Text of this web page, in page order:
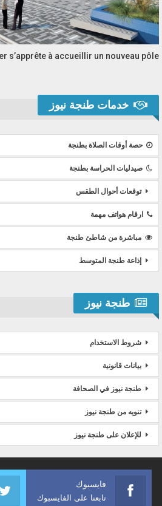
s’apprête à accueillir un nouveau pôle…
خدمات طنجة نيوز
حصة أوقات الصلاة بطنجة
صيدليات الحراسة بطنجة
توقعات أحوال الطقس
ارقام هواتف مهمة
مباشرة من شاطئ طنجة
إذاعة طنجة المتوسط
طنجة نيوز
شروط الاستخدام
بيانات قانونية
طنجة نيوز في الصحافة
تنويه من طنجة نيوز
للإعلان على طنجة نيوز
فايسبوك
تابعنا على الفايسبوك